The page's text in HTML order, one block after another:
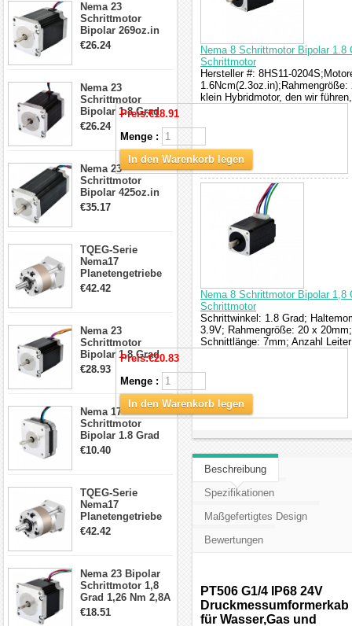
Nema 23
Schrittmotor
Bipolar 269oz.in
2,8A 57x57x76mm
€26.24
Nema 23
Schrittmotor
Bipolar 1.8 Grad
1.9Nm 3A 3.36V 4
Drähte CNC
Schrittmotor DIY
CNC Fräse
€26.24
Nema 23
Schrittmotor
Bipolar 425oz.in
4.2A 57x57x114mm
€35.17
TQEG-Serie
Nema17
Planetengetriebe
5:1 Spiel 15Arc-
€42.42
Nema 23
Schrittmotor
Bipolar 1,8 Grad
2,83Nm 4 A 2,26V
CNC Hybrid-
Schrittmotor mit 8
Anschlüssen
€28.93
Nema 17
Schrittmotor
Bipolar 1.8 Grad
8.7Ncm 1A 3.5V 4
€10.40
TQEG-Serie
Nema17
Planetengetriebe
10:1 Spiel 15Arc-
€42.42
Nema 23 Bipolar
Schrittmotor 1,8
Grad 1,26 Nm 2,8A
2,5V 4 Drähte
€18.51
Nema 8 Schrittmotor Bipolar 1.8
Schrittmotor
Hersteller #: 8HS11-
klein Hybridmotor, den wir
Preis:€18.91
Menge :
In den Warenkorb legen
Nema 8 Schrittmotor Bipolar
Schrittmotor
Schrittwinkel: 1.8 Grad;
3.9V; Rahmengröße: 20 x
Schnittlänge: 7mm; Anzahl
Preis:€20.83
Menge :
In den Warenkorb legen
Beschreibung
Spezifikationen
Maßgefertigtes Design
Bewertungen
PT506 G1/4 IP68 24V
für Wasser,Gas und